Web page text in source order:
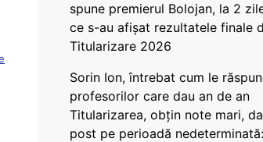
spune premierul Bolojan, la 2
ce s-au afișat rezultatele finale
Titularizare 2026
Sorin Ion, întrebat cum le
profesorilor care dau an de an
Titularizarea, obțin note mari,
post pe perioadă